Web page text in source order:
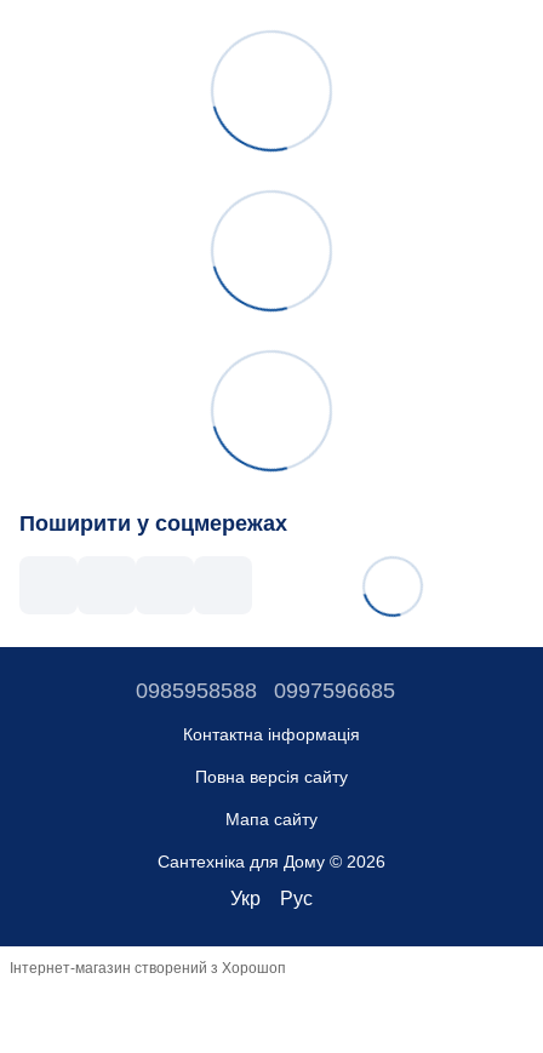
Поширити у соцмережах
0985958588 0997596685
Контактна інформація
Повна версія сайту
Мапа сайту
Сантехніка для Дому © 2026
Укр Рус
Інтернет-магазин створений з Хорошоп